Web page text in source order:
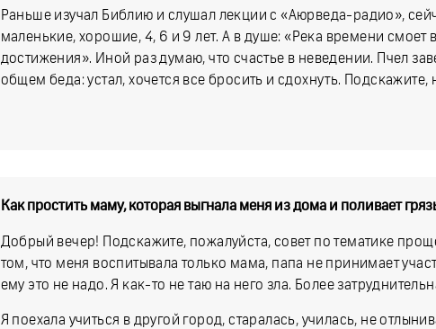
Раньше изучал Библию и слушал лекции с «Аюрведа-радио»,
маленькие, хорошие, 4, 6 и 9 лет. А в душе: «Река времени смоет
достижения». Иной раз думаю, что счастье в неведении. Пчел
общем беда: устал, хочется все бросить и сдохнуть. Подскажите,
Как простить маму, которая выгнала меня из дома и поливает
Добрый вечер! Подскажите, пожалуйста, совет по тематике
том, что меня воспитывала только мама, папа не принимает
ему это не надо. Я как-то не таю на него зла. Более
Я поехала учиться в другой город, старалась, училась, не